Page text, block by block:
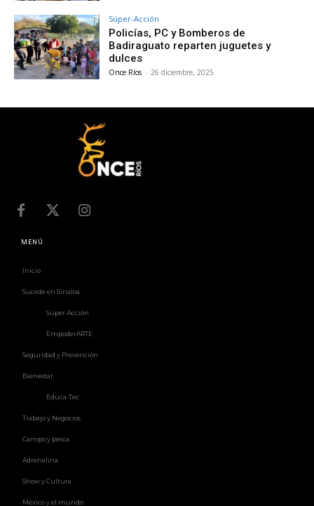
Súper-Acción
Policías, PC y Bomberos de
Badiraguato reparten juguetes y
dulces
Once Ríos - 26 diciembre, 2025
MENÚ
Inicio
Sucede en Sinaloa
Súper-Acción
EmpoderARTE
Seguridad y Prevención
Bienestar
Educa-Tec
Trabajo y Negocios
Campo y pesca
Adrenalina
Show y Cultura
México y el mundo